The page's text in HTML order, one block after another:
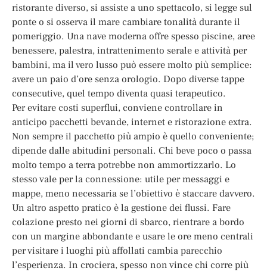
ristorante diverso, si assiste a uno spettacolo, si legge sul
ponte o si osserva il mare cambiare tonalità durante il
pomeriggio. Una nave moderna offre spesso piscine, aree
benessere, palestra, intrattenimento serale e attività per
bambini, ma il vero lusso può essere molto più semplice:
avere un paio d’ore senza orologio. Dopo diverse tappe
consecutive, quel tempo diventa quasi terapeutico.
Per evitare costi superflui, conviene controllare in
anticipo pacchetti bevande, internet e ristorazione extra.
Non sempre il pacchetto più ampio è quello conveniente;
dipende dalle abitudini personali. Chi beve poco o passa
molto tempo a terra potrebbe non ammortizzarlo. Lo
stesso vale per la connessione: utile per messaggi e
mappe, meno necessaria se l’obiettivo è staccare davvero.
Un altro aspetto pratico è la gestione dei flussi. Fare
colazione presto nei giorni di sbarco, rientrare a bordo
con un margine abbondante e usare le ore meno centrali
per visitare i luoghi più affollati cambia parecchio
l’esperienza. In crociera, spesso non vince chi corre più